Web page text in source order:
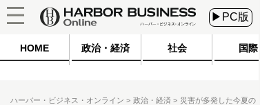
▶PC版
HOME 政治・経済 社会 国際
ハーバー・ビジネス・オンライン 政治・経済
災害が多発した今夏の